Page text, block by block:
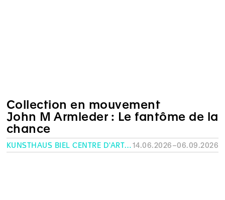
Collection en mouvement
John M Armleder : Le fantôme de la
chance
KUNSTHAUS BIEL CENTRE D'ART BIENNE14.06.2026–06.09.2026